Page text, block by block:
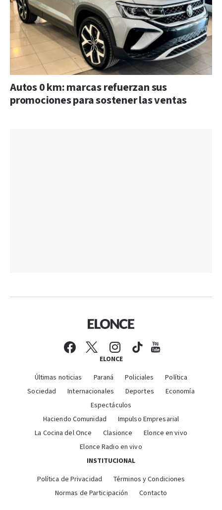
Autos 0 km: marcas refuerzan sus
promociones para sostener las ventas
ELONCE
Últimas noticias Paraná Policiales
Política
Sociedad
Internacionales Deportes
Economía
Espectáculos
Haciendo Comunidad
Impulso Empresarial
La Cocina del Once
Clasionce
Elonce en vivo
Elonce Radio en vivo
INSTITUCIONAL
Política de Privacidad
Términos y Condiciones
Normas de Participación
Contacto